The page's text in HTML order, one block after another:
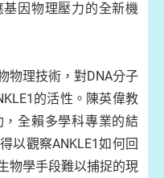
因物理壓力的全新機
物理技術，對DNA分子
的活性。陳英偉教
全賴多學科專業的結
以觀察ANKLE1如何回
物學手段難以捕捉的現